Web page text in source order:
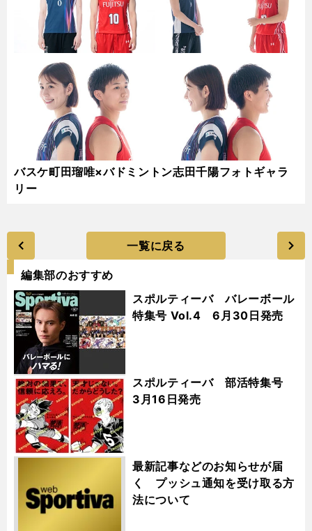
バスケ町田瑠唯×バドミントン志田千陽フォトギャラ
リー
一覧に戻る
編集部のおすすめ
スポルティーバ バレーボール
特集号 Vol.4 6月30日発売
スポルティーバ 部活特集号
3月16日発売
最新記事などのお知らせが届
く プッシュ通知を受け取る方
法について